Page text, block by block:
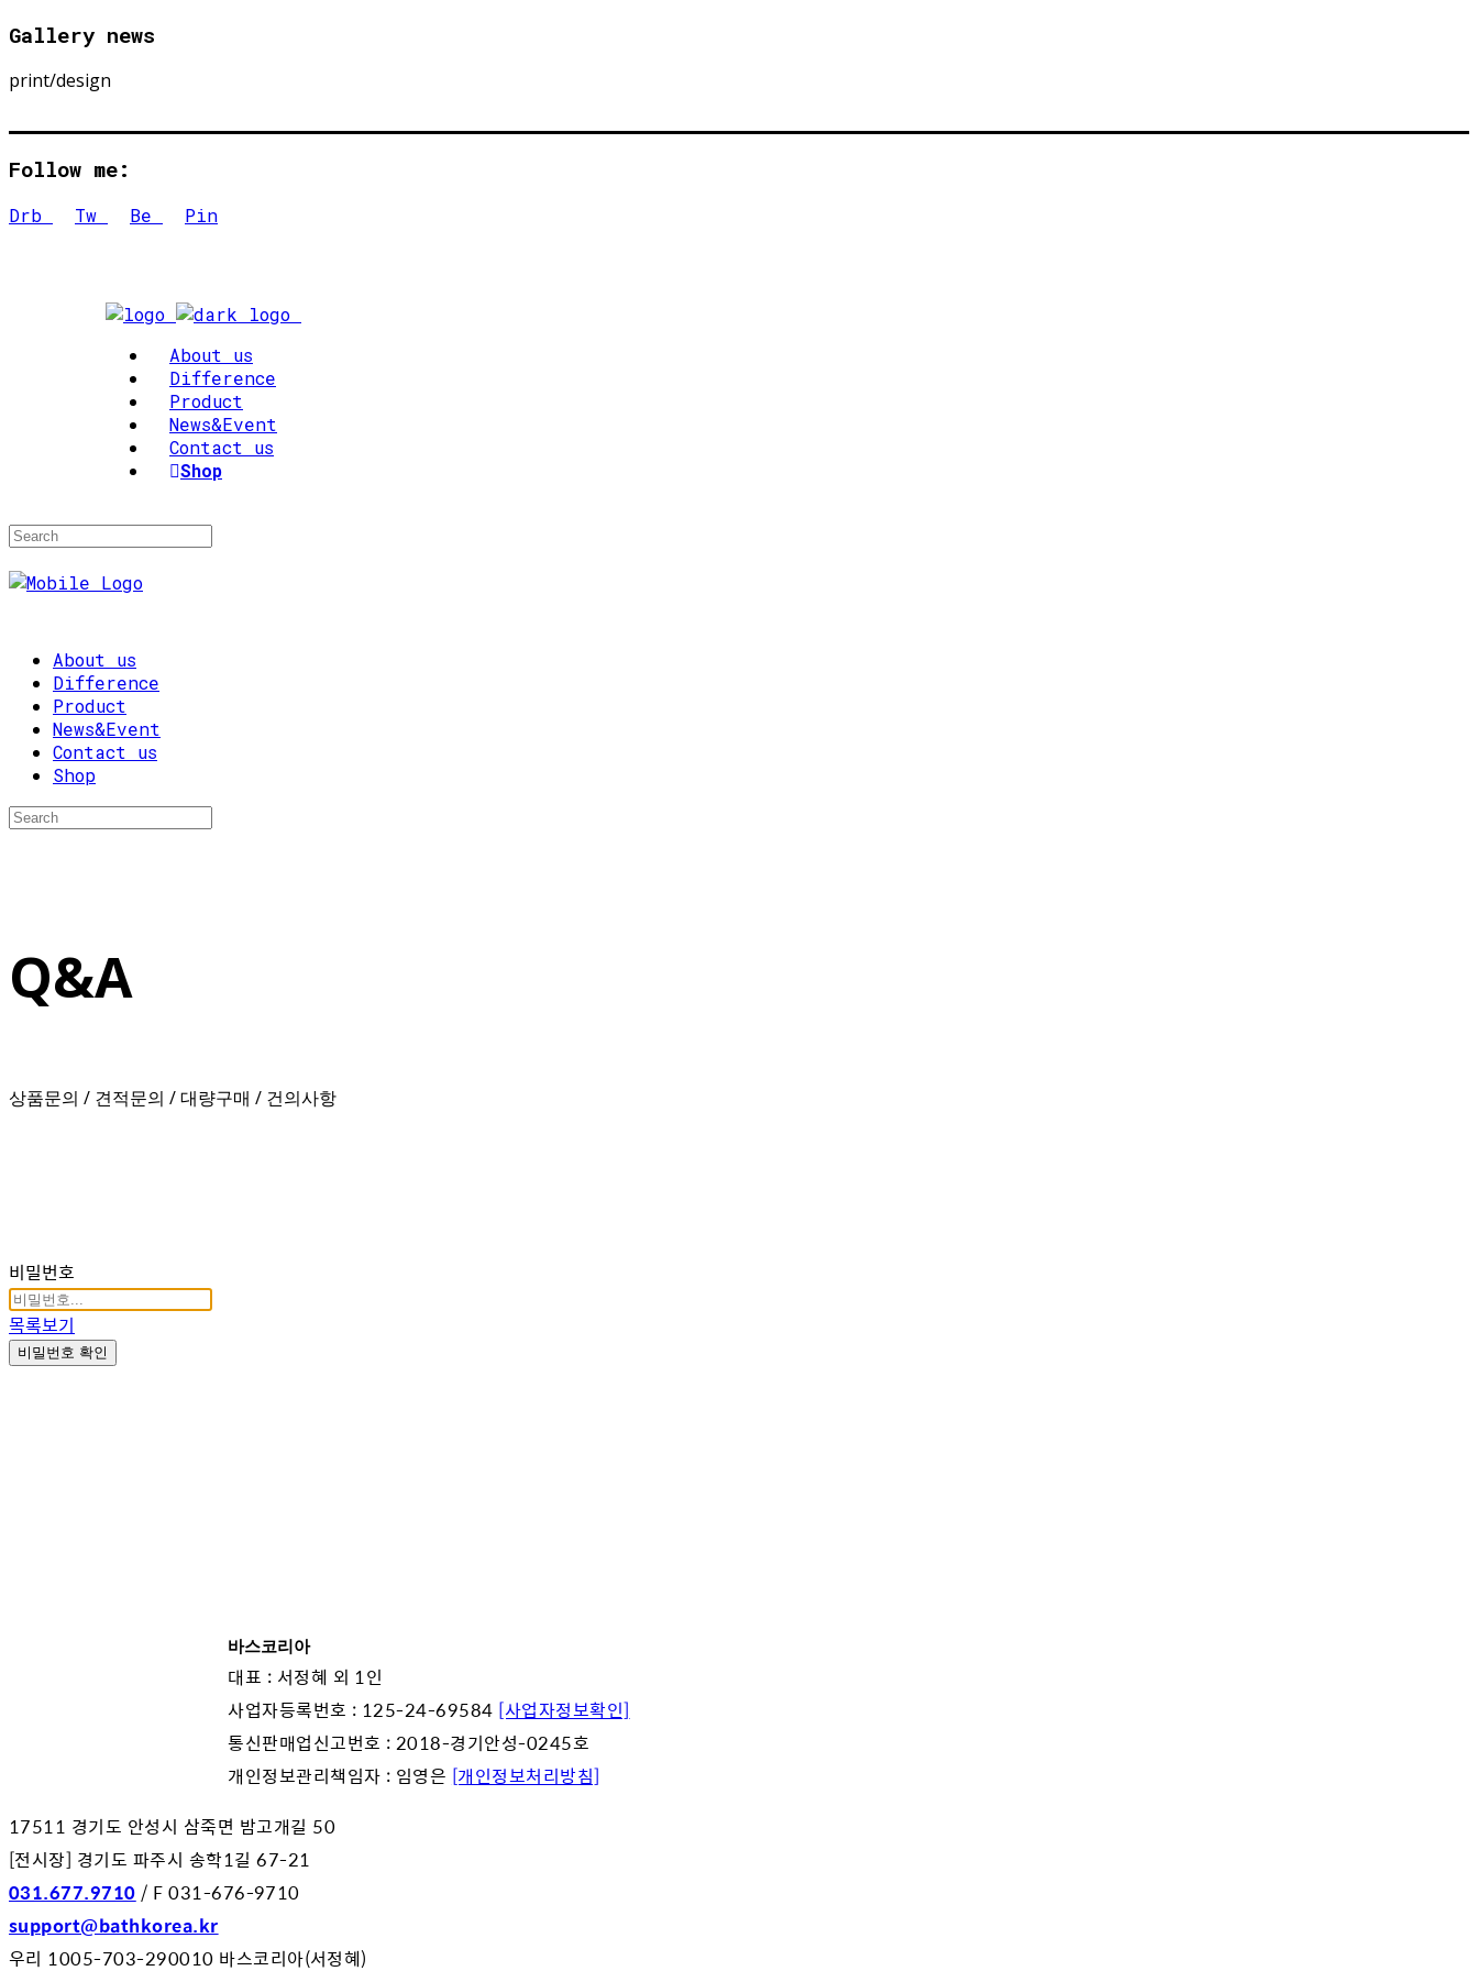
Gallery news
print/design
Follow me:
Drb Tw Be Pin
About us
Difference
Product
News&Event
Contact us
Shop
About us
Difference
Product
News&Event
Contact us
Shop
Q&A
상품문의 / 견적문의 / 대량구매 / 건의사항
비밀번호
목록보기
비밀번호 확인
바스코리아
대표 : 서정혜 외 1인
사업자등록번호 : 125-24-69584 [사업자정보확인]
통신판매업신고번호 : 2018-경기안성-0245호
개인정보관리책임자 : 임영은 [개인정보처리방침]
17511 경기도 안성시 삼죽면 밤고개길 50
[전시장] 경기도 파주시 송학1길 67-21
031.677.9710 / F 031-676-9710
support@bathkorea.kr
우리 1005-703-290010 바스코리아(서정혜)